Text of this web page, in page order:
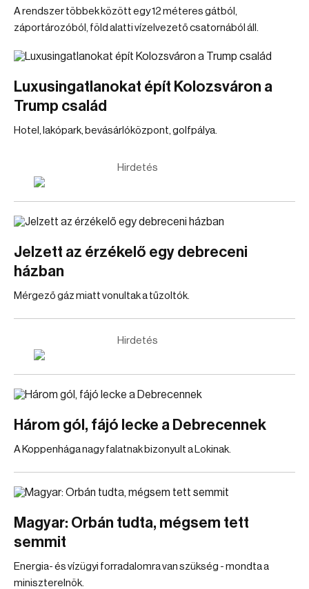
A rendszer többek között egy 12 méteres gátból,
záportározóból, föld alatti vízelvezető csatornából áll.
Luxusingatlanokat épít Kolozsváron a
Trump család
Hotel, lakópark, bevásárlóközpont, golfpálya.
Hirdetés
Jelzett az érzékelő egy debreceni
házban
Mérgező gáz miatt vonultak a tűzoltók.
Hirdetés
Három gól, fájó lecke a Debrecennek
A Koppenhága nagy falatnak bizonyult a Lokinak.
Magyar: Orbán tudta, mégsem tett
semmit
Energia- és vízügyi forradalomra van szükség - mondta a
miniszterelnök.